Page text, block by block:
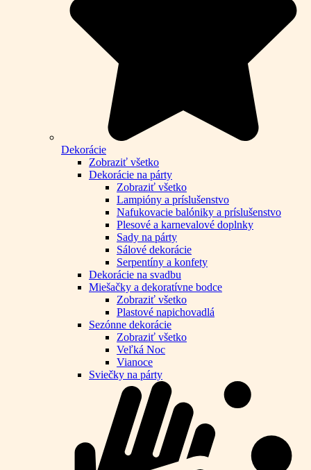
Dekorácie
Zobraziť všetko
Dekorácie na párty
Zobraziť všetko
Lampióny a príslušenstvo
Nafukovacie balóniky a príslušenstvo
Plesové a karnevalové doplnky
Sady na párty
Sálové dekorácie
Serpentíny a konfety
Dekorácie na svadbu
Miešačky a dekoratívne bodce
Zobraziť všetko
Plastové napichovadlá
Sezónne dekorácie
Zobraziť všetko
Veľká Noc
Vianoce
Sviečky na párty